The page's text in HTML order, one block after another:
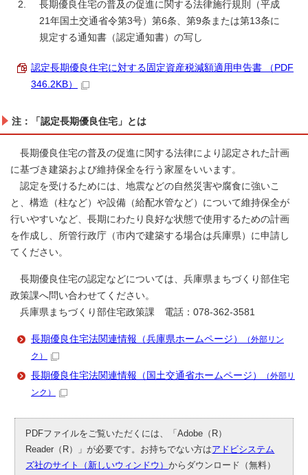
長期優良住宅の普及の促進に関する法律施行規則（平成
21年国土交通省令第3号）第6条、第9条または第13条に
規定する通知書（認定通知書）の写し
認定長期優良住宅に対する固定資産税減額適用申告書 （PDF
346.2KB）
注： 「認定長期優良住宅」 とは
長期優良住宅の普及の促進に関する法律により認定された計画
に基づき建築および維持保全を行う家屋をいいます。
認定を受けるためには、地震などの自然災害や腐食に強いこ
と、構造（柱など）や設備（給配水管など）について維持保全が
行いやすいなど、長期にわたり良好な状態で使用するための計画
を作成し、所管行政庁（市内で建築する場合は兵庫県）に申請し
てください。
長期優良住宅の認定などについては、兵庫県まちづくり部住宅
政策課へ問い合わせてください。
兵庫県まちづくり部住宅政策課 電話：078-362-3581
長期優良住宅法関連情報（兵庫県ホームページ）
（外部リン
ク）
長期優良住宅法関連情報（国土交通省ホームページ）
（外部リ
ンク）
PDFファイルをご覧いただくには、「Adobe（R）
Reader（R）」が必要です。お持ちでない方はアドビシステム
ズ社のサイト（新しいウィンドウ）からダウンロード（無料）